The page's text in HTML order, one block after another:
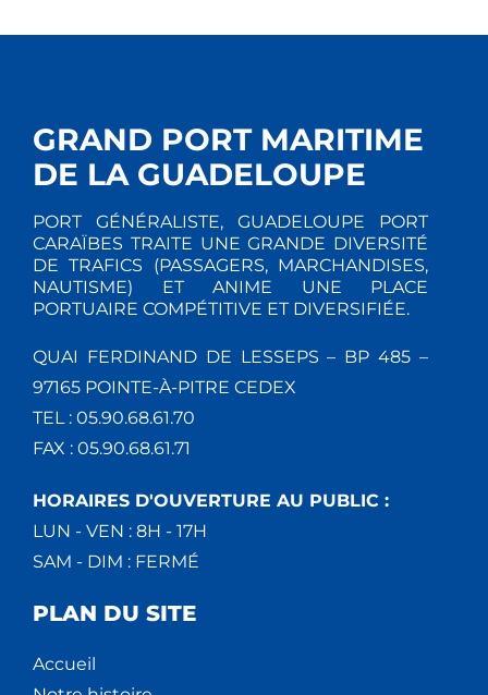
GRAND PORT MARITIME
DE LA GUADELOUPE
PORT GÉNÉRALISTE, GUADELOUPE PORT
CARAÏBES TRAITE UNE GRANDE DIVERSITÉ
DE TRAFICS (PASSAGERS, MARCHANDISES,
NAUTISME) ET ANIME UNE PLACE
PORTUAIRE COMPÉTITIVE ET DIVERSIFIÉE.
QUAI FERDINAND DE LESSEPS – BP 485 –
97165 POINTE-À-PITRE CEDEX
TEL : 05.90.68.61.70
FAX : 05.90.68.61.71
HORAIRES D'OUVERTURE AU PUBLIC :
LUN - VEN : 8H - 17H
SAM - DIM : FERMÉ
PLAN DU SITE
Accueil